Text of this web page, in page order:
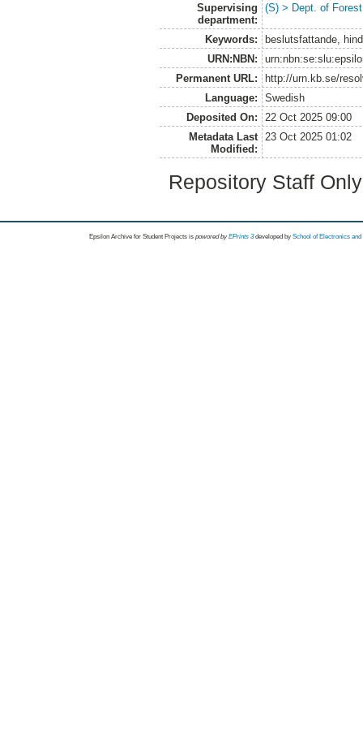
Supervising
department:
(S) > Dept. of
Keywords:
beslutsfattande,
URN:NBN:
Permanent URL:
http://urn.kb.se/
Language:
Swedish
Deposited On:
22 Oct 2025 09:00
Metadata Last
Modified:
23 Oct 2025 01:02
Repository Staff
Epsilon Archive for Student Projects is powored byEPrints 3 developed by School of Electronics